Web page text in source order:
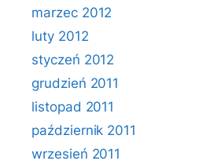
marzec 2012
luty 2012
styczeń 2012
grudzień 2011
listopad 2011
październik 2011
wrzesień 2011